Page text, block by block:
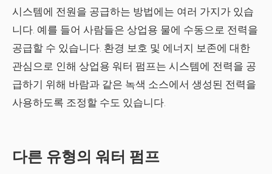
시스템에 전원을 공급하는 방법에는 여러 가지가 있습
니다. 예를 들어 사람들은 상업용 물에 수동으로 전력을
공급할 수 있습니다. 환경 보호 및 에너지 보존에 대한
관심으로 인해 상업용 워터 펌프는 시스템에 전력을 공
급하기 위해 바람과 같은 녹색 소스에서 생성된 전력을
사용하도록 조정할 수도 있습니다.
다른 유형의 워터 펌프